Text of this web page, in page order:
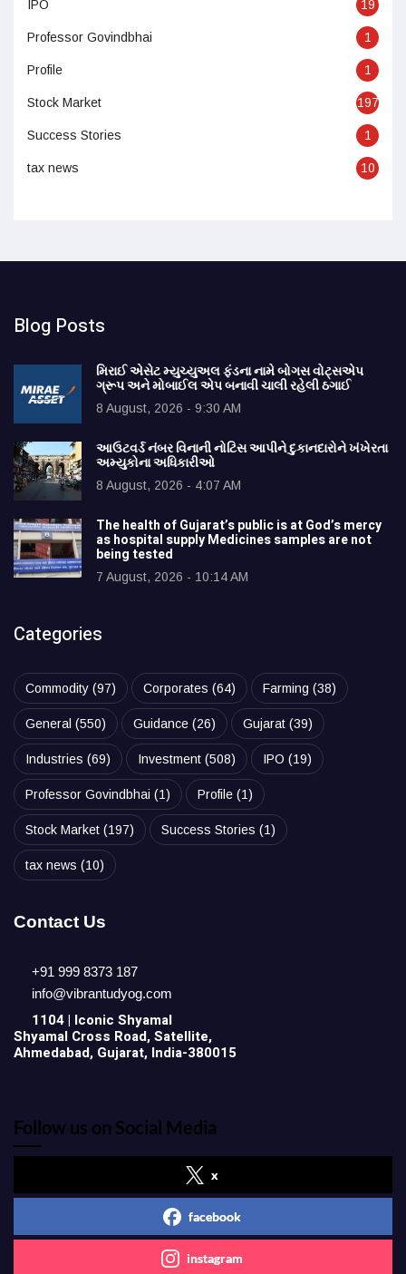
IPO 19
Professor Govindbhai 1
Profile 1
Stock Market 197
Success Stories 1
tax news 10
Blog Posts
મિરાઈ એસેટ મ્યુચ્યુઅલ ફંડના નામે બોગસ વોટ્સએપ
ગ્રૂપ અને મોબાઈલ એપ બનાવી ચાલી રહેલી ઠગાઈ
8 August, 2026 - 9:30 AM
આઉટવર્ડ નંબર વિનાની નોટિસ આપીને દુકાનદારોને ખંખેરતા
અમ્યુકોના અધિકારીઓ
8 August, 2026 - 4:07 AM
The health of Gujarat’s public is at God’s mercy
as hospital supply Medicines samples are not
being tested
7 August, 2026 - 10:14 AM
Categories
Commodity (97) Corporates (64) Farming (38)
General (550) Guidance (26) Gujarat (39)
Industries (69) Investment (508) IPO (19)
Professor Govindbhai (1) Profile (1)
Stock Market (197) Success Stories (1)
tax news (10)
Contact Us
+91 999 8373 187
info@vibrantudyog.com
1104 | Iconic Shyamal
Shyamal Cross Road, Satellite,
Ahmedabad, Gujarat, India-380015
Follow us on Social Media
x
facebook
instagram